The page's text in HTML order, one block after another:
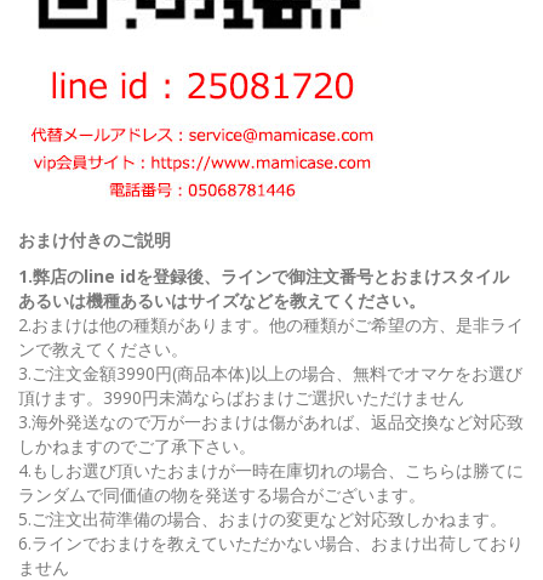
おまけ付きのご説明
1.弊店のline idを登録後、ラインで御注文番号とおまけスタイル
あるいは機種あるいはサイズなどを教えてください。
2.おまけは他の種類があります。他の種類がご希望の方、是非ライ
ンで教えてください。
3.ご注文金額3990円(商品本体)以上の場合、無料でオマケをお選び
頂けます。3990円未満ならばおまけご選択いただけません
3.海外発送なので万が一おまけは傷があれば、返品交換など対応致
しかねますのでご了承下さい。
4.もしお選び頂いたおまけが一時在庫切れの場合、こちらは勝てに
ランダムで同価値の物を発送する場合がございます。
5.ご注文出荷準備の場合、おまけの変更など対応致しかねます。
6.ラインでおまけを教えていただかない場合、おまけ出荷しており
ません